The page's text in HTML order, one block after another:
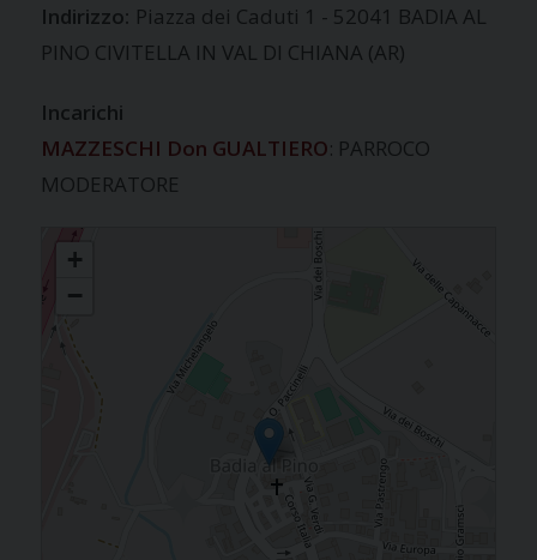
Indirizzo: Piazza dei Caduti 1 - 52041 BADIA AL
PINO CIVITELLA IN VAL DI CHIANA (AR)
Incarichi
MAZZESCHI Don GUALTIERO: PARROCO
MODERATORE
BADIA AL PINO
+
−